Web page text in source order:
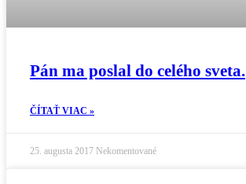
Pán ma poslal do celého sveta.
ČÍTAŤ VIAC »
25. augusta 2017 Nekomentované